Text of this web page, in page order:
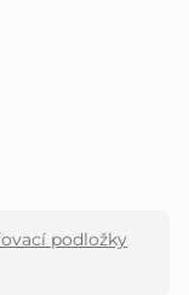
podložky